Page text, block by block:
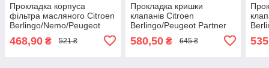
Прокладка корпуса
фільтра масляного Citroen
Berlingo/Nemo/Peugeot
ELRING 262.490 UA61
468,90 ₴ 521 ₴
Прокладка кришки
клапанів Citroen
Berlingo/Peugeot Partner
1.6/1.6 VTi 09- CORTECO
440507P UA61
580,50₴ 645 ₴